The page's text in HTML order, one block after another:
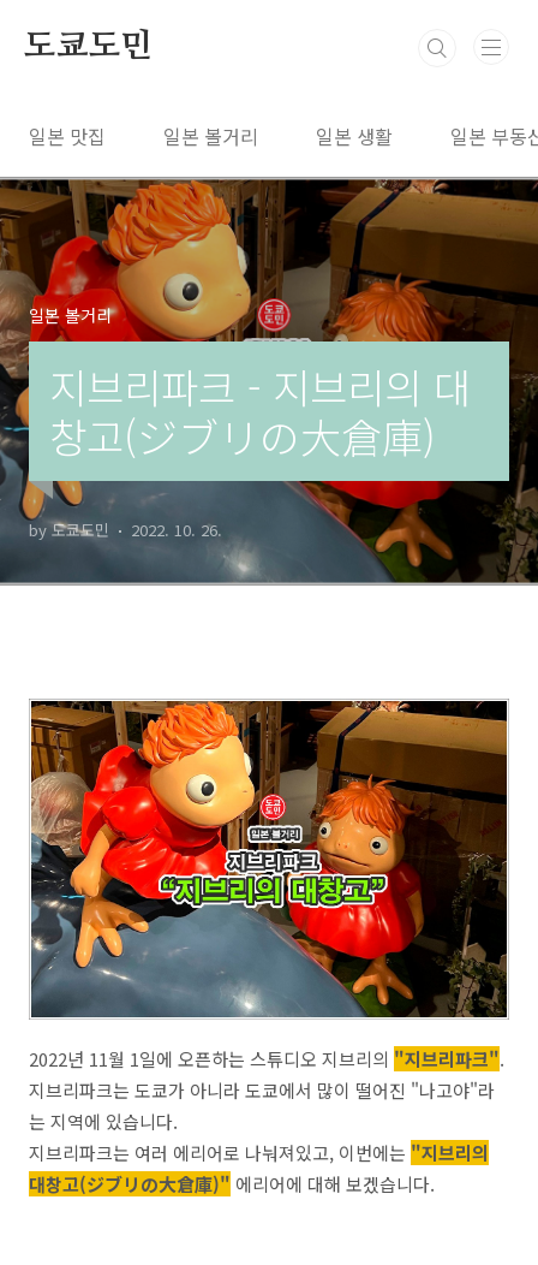
도쿄도민
일본 맛집 일본 볼거리 일본 생활 일본 부동
일본 볼거리
지브리파크 - 지브리의 대
창고(ジブリの大倉庫)
by 도쿄도민 2022. 10. 26.
2022년 11월 1일에 오픈하는 스튜디오 지브리의 "지브리파크".
지브리파크는 도쿄가 아니라 도쿄에서 많이 떨어진 "나고야"라
는 지역에 있습니다.
지브리파크는 여러 에리어로 나눠져있고, 이번에는 "지브리의
대창고(ジブリの大倉庫)" 에리어에 대해 보겠습니다.